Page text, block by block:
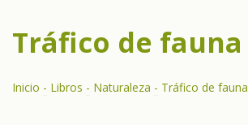
Tráfico de fauna
Inicio - Libros - Naturaleza - Tráfico de fauna